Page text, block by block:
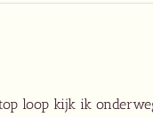
loop kijk ik